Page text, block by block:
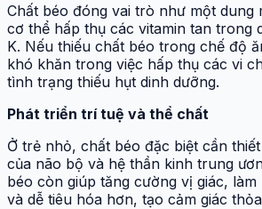
Chất béo đóng vai trò như một dung
cơ thể hấp thụ các vitamin tan trong
K. Nếu thiếu chất béo trong chế độ
khó khăn trong việc hấp thụ các vi
tình trạng thiếu hụt dinh dưỡng.
Phát triển trí tuệ và thể chất
Ở trẻ nhỏ, chất béo đặc biệt cần
của não bộ và hệ thần kinh trung
béo còn giúp tăng cường vị giác,
và dễ tiêu hóa hơn, tạo cảm giác